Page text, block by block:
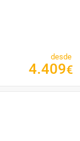
desde
4.409€